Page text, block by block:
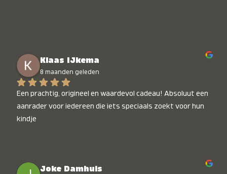
Klaas IJkema
8 maanden geleden
Een prachtig, origineel en waardevol cadeau! Absoluut een
aanrader voor iedereen die iets speciaals zoekt voor hun
kindje
Joke Damhuis